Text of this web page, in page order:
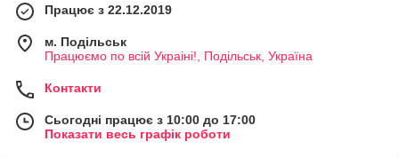
Працює з 22.12.2019
м. Подільськ
Працюємо по всій Украіні!, Подільськ, Україна
Контакти
Сьогодні працює з 10:00 до 17:00
Показати весь графік роботи